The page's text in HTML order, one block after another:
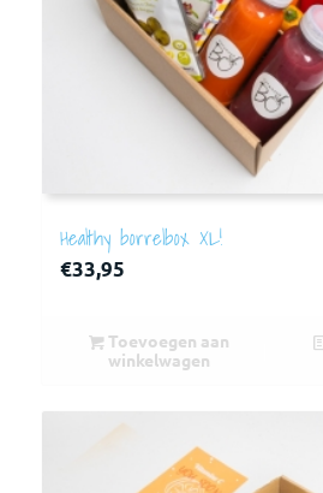
Healthy borrelbox XL!
€33,95
Toevoegen aan
winkelwagen